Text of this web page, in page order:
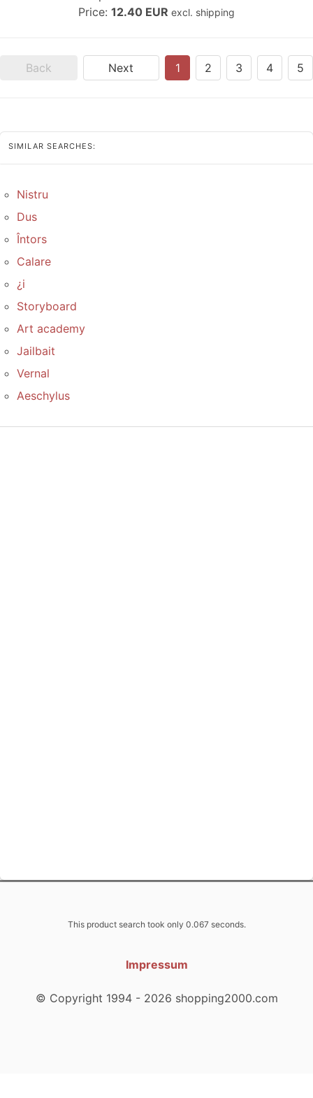
Price: 12.40 EUR excl. shipping
Back Next 1 2 3 4 5
SIMILAR SEARCHES:
Nistru
Dus
Întors
Calare
¿i
Storyboard
Art academy
Jailbait
Vernal
Aeschylus
This product search took only 0.067 seconds.
Impressum
© Copyright 1994 - 2026 shopping2000.com